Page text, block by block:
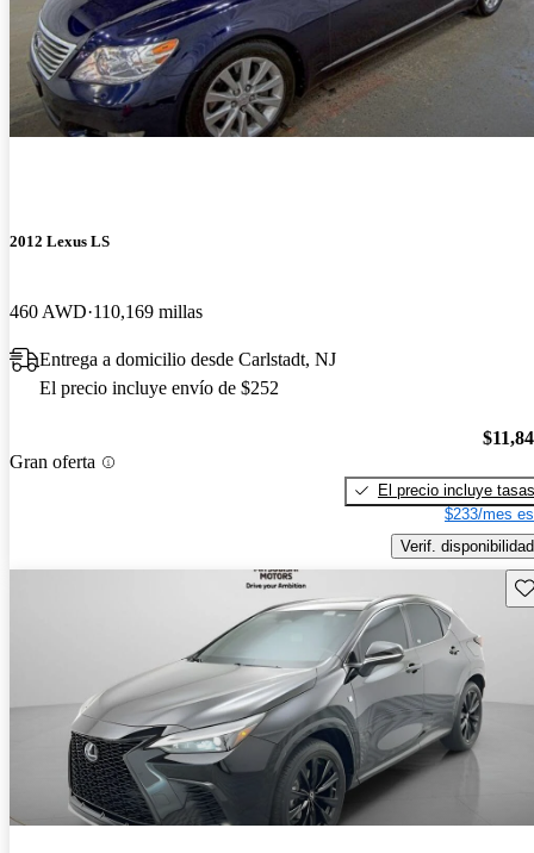
2012 Lexus LS
460 AWD 110,169 millas
Entrega a domicilio desde Carlstadt, NJ
El precio incluye envío de $252
Gran oferta
El precio incluye tasas
$233/mes
Verif. disponibilidad